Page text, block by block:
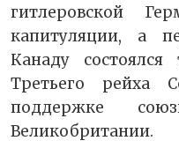
гитлеровской
капитуляции, а
Канаду
Третьего рейха
поддержке
Великобритании.